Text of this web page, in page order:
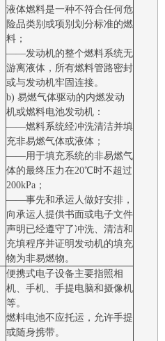
液体燃料是一种不符合任何危
险品类别或项别划分标准的燃
料；
――发动机的整个燃料系统无
游离液体，所有燃料管路密封
或与发动机牢固连接。
b) 易燃气体驱动的内燃发动
机或燃料电池发动机：
――燃料系统经冲洗清洁并填
充非易燃气体或液体；
――用于填充系统的非易燃气
体的最终压力在20℃时不超过
200kPa；
――事先和承运人做好安排，
向承运人提供书面或电子文件
声明已经遵守了冲洗、清洁和
充填程序并证明发动机的填充
物为非易燃物。
便携式电子设备主要指照相
机、手机、手提电脑和摄像机
等。
燃料电池不应托运，允许手提
或随身携带。